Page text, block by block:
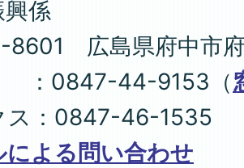
係
8601 広島県府中市
0847-44-9153（
ス：0847-46-1535
による問い合わせ